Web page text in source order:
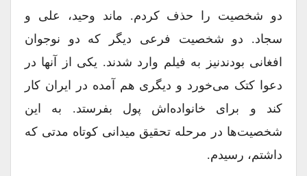
دو شخصیت را حذف کردم. ماند وحید، علی و
سجاد. دو شخصیت فرعی دیگر که دو نوجوان
افغانی بودندنیز به فیلم وارد شدند. یکی از آنها در
دعوا کتک می‌خورد و دیگری هم آمده در ایران کار
کند و برای خانواده‌اش پول بفرستد. به این
شخصیت‌ها در مرحله تحقیق میدانی کوتاه مدتی که
داشتم، رسیدم‌.